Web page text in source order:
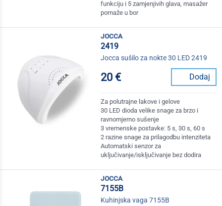
funkciju i 5 zamjenjivih glava, masažer
pomaže u bor
jocca
2419
Jocca sušilo za nokte 30 LED 2419
20 € Dodaj
Za polutrajne lakove i gelove
30 LED dioda velike snage za brzo i
ravnomjerno sušenje
3 vremenske postavke: 5 s, 30 s, 60 s
2 razine snage za prilagodbu intenziteta
Automatski senzor za
uključivanje/isključivanje bez dodira
jocca
7155B
Kuhinjska vaga 7155B